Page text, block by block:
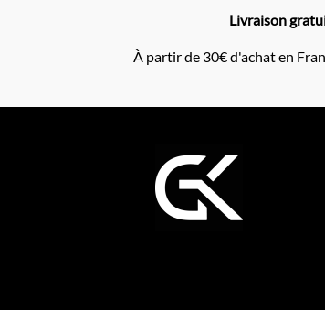
Livraison
À partir de 30€ d'achat en